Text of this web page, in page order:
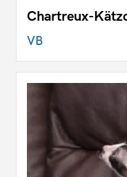
Chartreux-
VB